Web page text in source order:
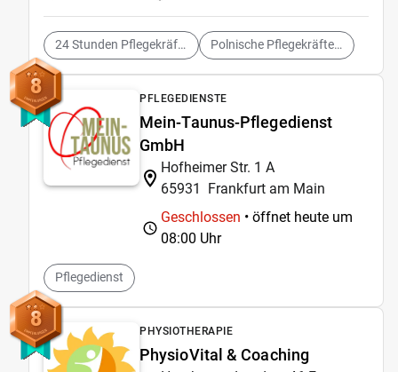
24 Stunden Pflegekräfte Agentur Polnische Pflegekräfte Agentur
8 PFLEGEDIENSTE
Mein-Taunus-Pflegedienst
GmbH
Hofheimer Str. 1 A
65931
Frankfurt am Main
Geschlossen • öffnet heute um
08:00 Uhr
Pflegedienst
8 PHYSIOTHERAPIE
PhysioVital & Coaching